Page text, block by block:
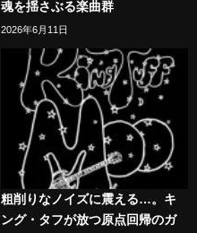
魂を揺さぶる楽曲群
2026年6月11日
粗削りなノイズに震える…。キ
ング・タフが放つ原点回帰のガ